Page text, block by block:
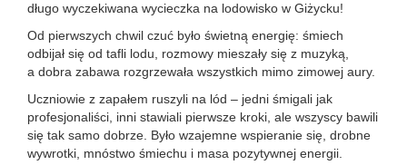
długo wyczekiwana wycieczka na lodowisko w Giżycku!
Od pierwszych chwil czuć było świetną energię: śmiech
odbijał się od tafli lodu, rozmowy mieszały się z muzyką,
a dobra zabawa rozgrzewała wszystkich mimo zimowej aury.
Uczniowie z zapałem ruszyli na lód – jedni śmigali jak
profesjonaliści, inni stawiali pierwsze kroki, ale wszyscy bawili
się tak samo dobrze. Było wzajemne wspieranie się, drobne
wywrotki, mnóstwo śmiechu i masa pozytywnej energii.